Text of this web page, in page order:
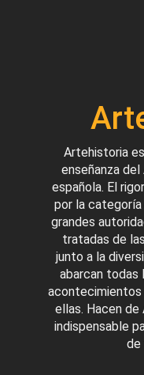
Artehistoria
enseñanza
española. El
por la
grandes
tratadas de
junto a la
abarcan todas
acontecimientos
ellas. Hacen de
indispensable
de